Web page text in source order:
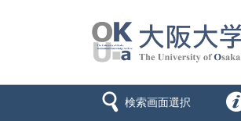
検索画面選択